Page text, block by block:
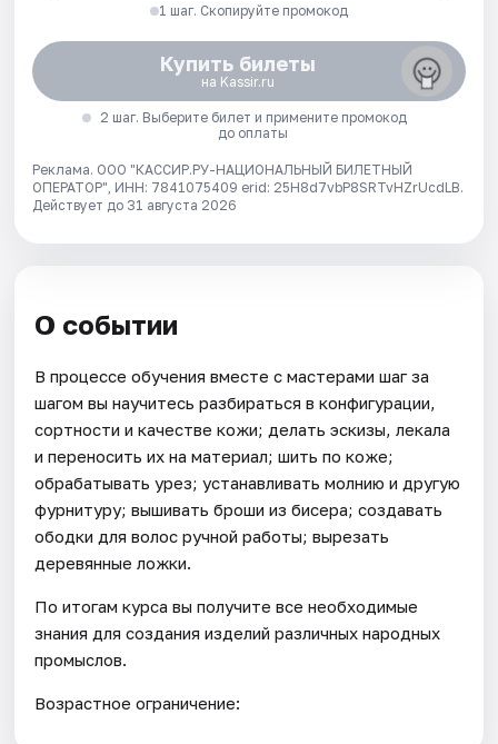
1 шаг. Скопируйте промокод
Купить билеты
на Kassir.ru
2 шаг. Выберите билет и примените промокод
до оплаты
Реклама. ООО "КАССИР.РУ-НАЦИОНАЛЬНЫЙ БИЛЕТНЫЙ
ОПЕРАТОР", ИНН: 7841075409 erid: 25H8d7vbP8SRTvHZrUcdLB.
Действует до 31 августа 2026
О событии
В процессе обучения вместе с мастерами шаг за
шагом вы научитесь разбираться в конфигурации,
сортности и качестве кожи; делать эскизы, лекала
и переносить их на материал; шить по коже;
обрабатывать урез; устанавливать молнию и другую
фурнитуру; вышивать броши из бисера; создавать
ободки для волос ручной работы; вырезать
деревянные ложки.
По итогам курса вы получите все необходимые
знания для создания изделий различных народных
промыслов.
Возрастное ограничение: